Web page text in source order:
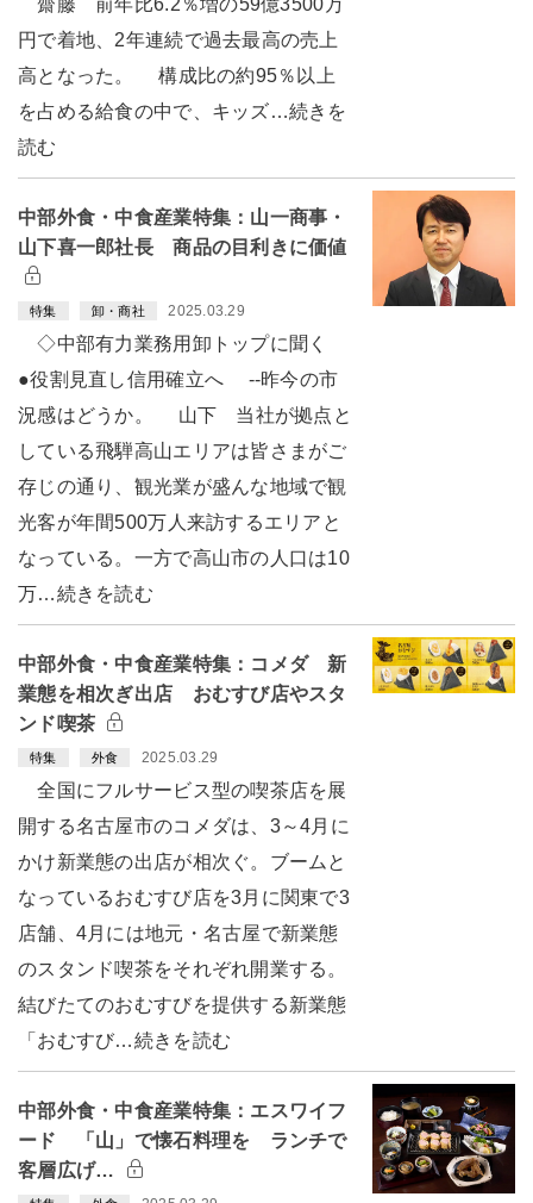
齋藤 前年比6.2％増の59億3500万
円で着地、2年連続で過去最高の売上
高となった。 構成比の約95％以上
を占める給食の中で、キッズ…続きを
読む
中部外食・中食産業特集：山一商事・
山下喜一郎社長 商品の目利きに価値
特集 卸・商社 2025.03.29
◇中部有力業務用卸トップに聞く
●役割見直し信用確立へ --昨今の市
況感はどうか。 山下 当社が拠点と
している飛騨高山エリアは皆さまがご
存じの通り、観光業が盛んな地域で観
光客が年間500万人来訪するエリアと
なっている。一方で高山市の人口は10
万…続きを読む
中部外食・中食産業特集：コメダ 新
業態を相次ぎ出店 おむすび店やスタ
ンド喫茶
特集 外食 2025.03.29
全国にフルサービス型の喫茶店を展
開する名古屋市のコメダは、3～4月に
かけ新業態の出店が相次ぐ。ブームと
なっているおむすび店を3月に関東で3
店舗、4月には地元・名古屋で新業態
のスタンド喫茶をそれぞれ開業する。
結びたてのおむすびを提供する新業態
「おむすび…続きを読む
中部外食・中食産業特集：エスワイフ
ード 「山」で懐石料理を ランチで
客層広げ…